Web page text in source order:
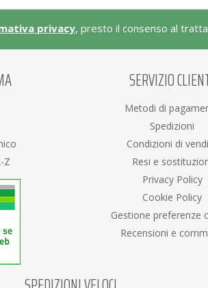
privacy, presto il consenso al
Z
SERVIZIO
Metodi di
Spedizioni
Condizioni di
Resi e
Privacy Policy
Cookie Policy
Gestione preferenze
Recensioni e